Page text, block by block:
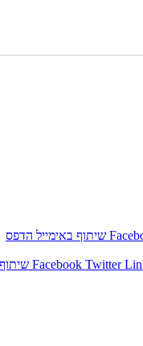
שיתוף באימייל הדפס
Facebook Twitter